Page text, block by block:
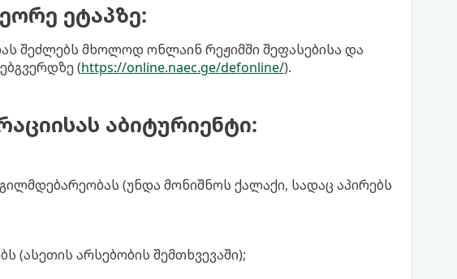
ეტაპზე:
შეძლებს მხოლოდ ონლაინ რეჟიმში შეფასებისა და
(https://online.naec.ge/defonline/).
აბიტურიენტი:
(უნდა მონიშნოს ქალაქი, სადაც აპირებს
(ასეთის არსებობის შემთხვევაში);